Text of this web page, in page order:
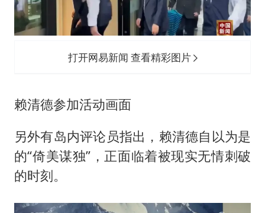
打开网易新闻 查看精彩图片
赖清德参加活动画面
另外有岛内评论员指出，赖清德自以为是
的“倚美谋独”，正面临着被现实无情刺破
的时刻。